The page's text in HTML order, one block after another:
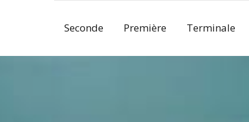
Seconde Première Terminale